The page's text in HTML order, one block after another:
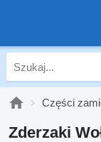
Części
Zderzaki